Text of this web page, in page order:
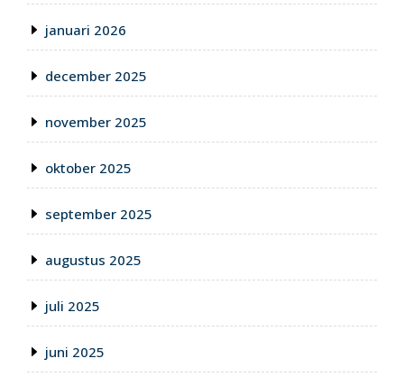
januari 2026
december 2025
november 2025
oktober 2025
september 2025
augustus 2025
juli 2025
juni 2025